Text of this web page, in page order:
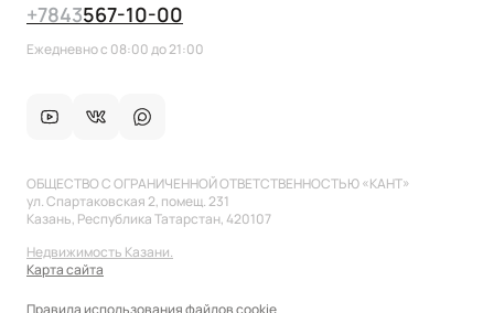
+7843567-10-00
Ежедневно с 08:00 до 21:00
ОБЩЕСТВО С ОГРАНИЧЕННОЙ ОТВЕТСТВЕННОСТЬЮ «КАНТ»
ул. Спартаковская 2, помещ. 231
Казань, Республика Татарстан, 420107
Недвижимость Казани.
Карта сайта